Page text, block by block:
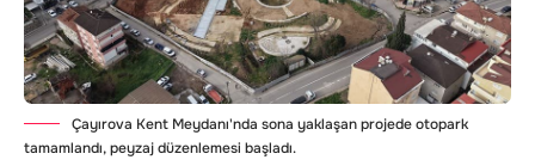
Çayırova Kent Meydanı'nda sona yaklaşan projede otopark
tamamlandı, peyzaj düzenlemesi başladı.